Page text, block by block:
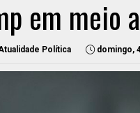
em meio
Política domingo,